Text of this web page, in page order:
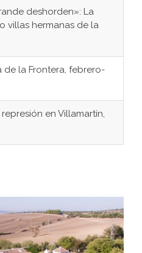
deshorden»: La
villas hermanas de la
de la Frontera, febrero-
en Villamartín,
febrero-julio 1936